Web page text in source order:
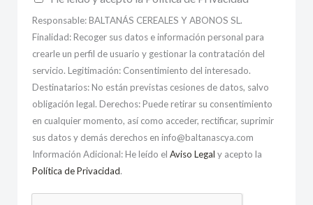
Responsable: BALTANÁS CEREALES Y ABONOS SL.
Finalidad: Recoger sus datos e información personal para
crearle un perfil de usuario y gestionar la contratación del
servicio. Legitimación: Consentimiento del interesado.
Destinatarios: No están previstas cesiones de datos, salvo
obligación legal. Derechos: Puede retirar su consentimiento
en cualquier momento, así como acceder, rectificar, suprimir
sus datos y demás derechos en info@baltanascya.com
Información Adicional: He leído el Aviso Legal y acepto la
Política de Privacidad.